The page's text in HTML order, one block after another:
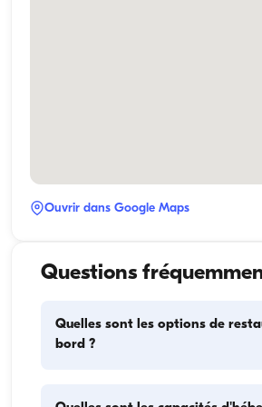
Ouvrir dans Google Maps
Questions
Quelles sont les options de
bord ?